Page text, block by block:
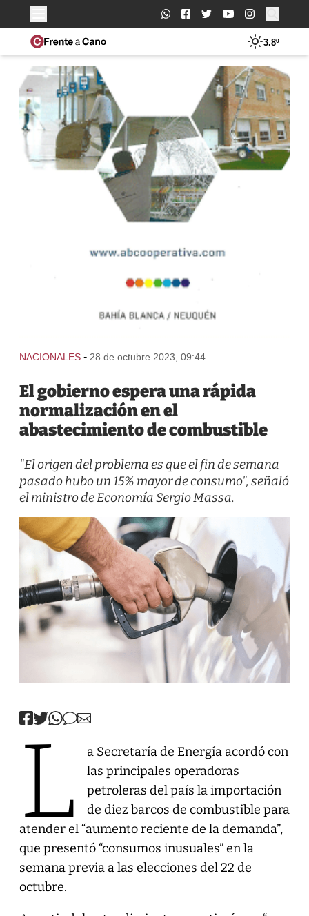
Buscar:
3.8º
NACIONALES - 28 de octubre 2023, 09:44
El gobierno espera una rápida
normalización en el
abastecimiento de combustible
"El origen del problema es que el fin de semana
pasado hubo un 15% mayor de consumo", señaló
el ministro de Economía Sergio Massa.
L
a Secretaría de Energía acordó con
las principales operadoras
petroleras del país la importación
de diez barcos de combustible para
atender el “aumento reciente de la demanda”,
que presentó “consumos inusuales” en la
semana previa a las elecciones del 22 de
octubre.